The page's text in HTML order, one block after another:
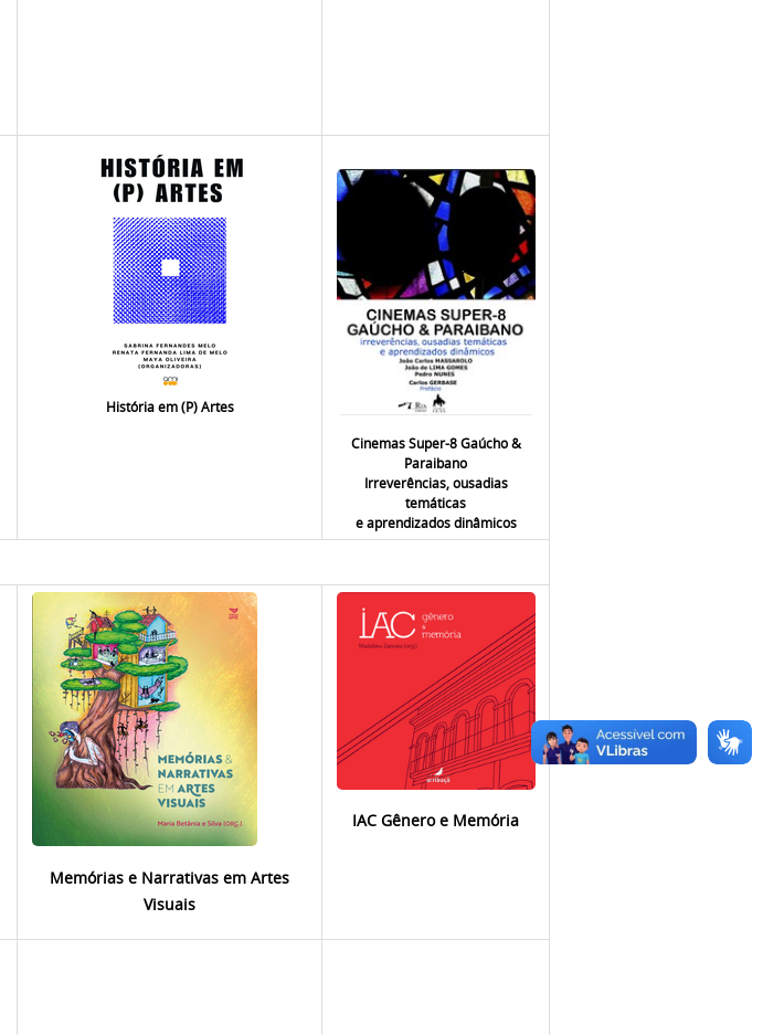
História em (P) Artes
Cinemas Super-8 Gaúcho &
Paraibano
Irreverências, ousadias
temáticas
e aprendizados dinâmicos
Memórias e Narrativas em Artes
Visuais
IAC Gênero e Memória